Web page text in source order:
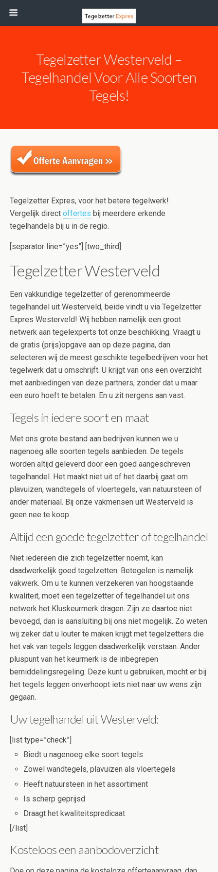
Tegelzetter Westerveld –
Tegelhandel Voor Alle Soorten
Tegels!
Tegelzetter Expres, voor het betere tegelwerk!
Vergelijk direct offertes bij meerdere erkende
tegelhandels bij u in de regio.
[separator line=”yes”] [two_third]
Tegelzetter Westerveld
Een vakkundige tegelzetter of gerenommeerde
tegelhandel uit Westerveld, beide vindt u via Tegelzetter
Expres Westerveld! Wij hebben namelijk een groot
netwerk aan tegelexperts tot onze beschikking. Vraagt u
de gratis (prijs)opgave aan op deze pagina, dan
selecteren wij de meest geschikte tegelbedrijven voor het
tegelwerk dat u omschrijft. U krijgt van ons een overzicht
met aanbiedingen van deze partners, zonder dat u maar
een euro hoeft te betalen. En u zit nergens aan vast.
Tegels in iedere soort en maat
Met ons grote bestand aan bedrijven kunnen we u
nagenoeg alle soorten tegels aanbieden. De tegels
worden altijd geleverd door een goed aangeschreven
tegelhandel. Het maakt niet uit of het daarbij gaat om
plavuizen, wandtegels of vloertegels, van natuursteen of
ander materiaal. Bij onze vakmensen uit Westerveld is
geen nee te koop.
Altijd een goede tegelzetter of tegelhandel
Niet iedereen die zich tegelzetter noemt, kan
daadwerkelijk goed tegelzetten. Betegelen is namelijk
vakwerk. Om u te kunnen verzekeren van hoogstaande
kwaliteit, moet een tegelzetter of tegelhandel uit ons
netwerk het Kluskeurmerk dragen. Zijn ze daartoe niet
bevoegd, dan is aansluiting bij ons niet mogelijk. Zo weten
wij zeker dat u louter te maken krijgt met tegelzetters die
het vak van tegels leggen daadwerkelijk verstaan. Ander
pluspunt van het keurmerk is de inbegrepen
bemiddelingsregeling. Deze kunt u gebruiken, mocht er bij
het tegels leggen onverhoopt iets niet naar uw wens zijn
gegaan.
Uw tegelhandel uit Westerveld:
[list type=”check”]
Biedt u nagenoeg elke soort tegels
Zowel wandtegels, plavuizen als vloertegels
Heeft natuursteen in het assortiment
Is scherp geprijsd
Draagt het kwaliteitspredicaat
[/list]
Kosteloos een aanbodoverzicht